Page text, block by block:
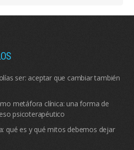
ser: aceptar que cambiar también
metáfora clínica: una forma de
psicoterapéutico
qué es y qué mitos debemos dejar